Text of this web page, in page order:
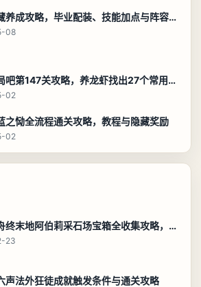
异环白藏养成攻略，毕业配装、技能加点与阵容搭配保姆级解析
08
聪明开局吧第147关攻略，养龙虾找出27个常用字通关答案
02
之恸全流程通关攻略，教程与隐藏奖励
02
明日方舟终末地阿伯莉采石场宝箱全收集攻略，全点位分布图与路线
23
声法外狂徒成就触发条件与通关攻略